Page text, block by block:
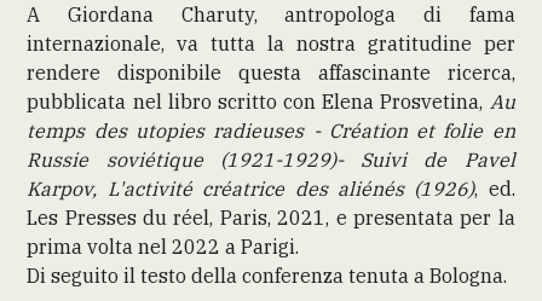
A Giordana Charuty, antropologa di fama
internazionale, va tutta la nostra gratitudine per
rendere disponibile questa affascinante ricerca,
pubblicata nel libro scritto con Elena Prosvetina, Au
temps des utopies radieuses - Création et folie en
Russie soviétique (1921-1929)- Suivi de Pavel
Karpov, L'activité créatrice des aliénés (1926), ed.
Les Presses du réel, Paris, 2021, e presentata per la
prima volta nel 2022 a Parigi.
Di seguito il testo della conferenza tenuta a Bologna.